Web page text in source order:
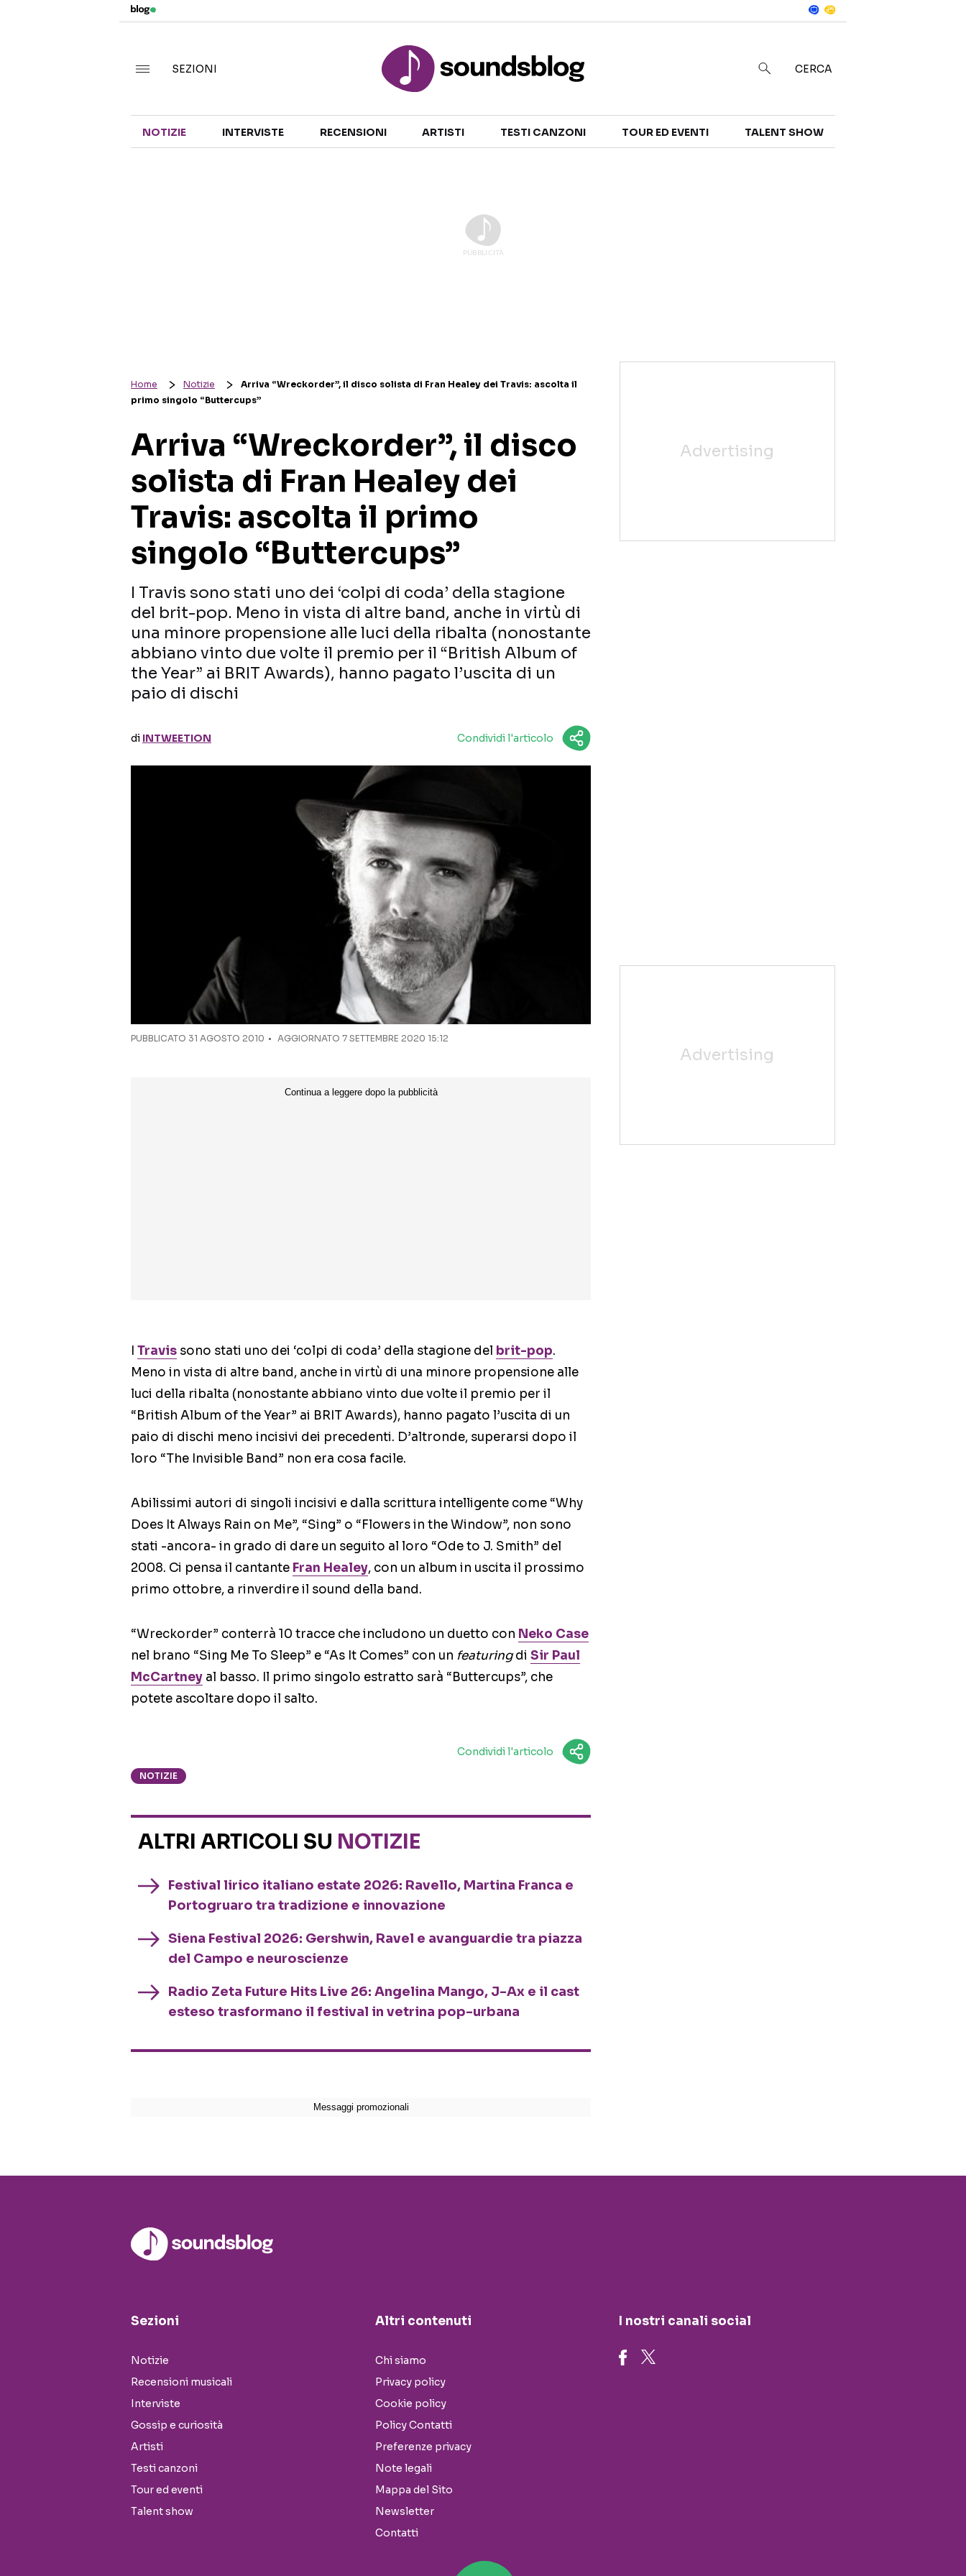
TALENT SHOW
SEZIONI CERCA
NOTIZIE INTERVISTE RECENSIONI ARTISTI TESTI CANZONI TOUR ED EVENTI TALENT SHOW
Home Notizie
Arriva “Wreckorder”, il disco solista di Fran Healey dei Travis: ascolta il
primo singolo “Buttercups”
Arriva “Wreckorder”, il disco
solista di Fran Healey dei
Travis: ascolta il primo
singolo “Buttercups”
I Travis sono stati uno dei ‘colpi di coda’ della stagione
del brit-pop. Meno in vista di altre band, anche in virtù di
una minore propensione alle luci della ribalta (nonostante
abbiano vinto due volte il premio per il “British Album of
the Year” ai BRIT Awards), hanno pagato l’uscita di un
paio di dischi
di INTWEETION Condividi l'articolo
PUBBLICATO 31 AGOSTO 2010 AGGIORNATO 7 SETTEMBRE 2020 15:12
I Travis sono stati uno dei ‘colpi di coda’ della stagione del brit-pop.
Meno in vista di altre band, anche in virtù di una minore propensione alle
luci della ribalta (nonostante abbiano vinto due volte il premio per il
“British Album of the Year” ai BRIT Awards), hanno pagato l’uscita di un
paio di dischi meno incisivi dei precedenti. D’altronde, superarsi dopo il
loro “The Invisible Band” non era cosa facile.
Abilissimi autori di singoli incisivi e dalla scrittura intelligente come “Why
Does It Always Rain on Me”, “Sing” o “Flowers in the Window”, non sono
stati -ancora- in grado di dare un seguito al loro “Ode to J. Smith” del
2008. Ci pensa il cantante Fran Healey, con un album in uscita il prossimo
primo ottobre, a rinverdire il sound della band.
“Wreckorder” conterrà 10 tracce che includono un duetto con Neko Case
nel brano “Sing Me To Sleep” e “As It Comes” con un featuringdi Sir Paul
McCartney al basso. Il primo singolo estratto sarà “Buttercups”, che
potete ascoltare dopo il salto.
Condividi l'articolo
NOTIZIE
ALTRI ARTICOLI SU NOTIZIE
Festival lirico italiano estate 2026: Ravello, Martina Franca e
Portogruaro tra tradizione e innovazione
Siena Festival 2026: Gershwin, Ravel e avanguardie tra piazza
del Campo e neuroscienze
Radio Zeta Future Hits Live 26: Angelina Mango, J-Ax e il cast
esteso trasformano il festival in vetrina pop-urbana
Sezioni
Notizie
Recensioni musicali
Interviste
Gossip e curiosità
Artisti
Testi canzoni
Tour ed eventi
Talent show
Altri contenuti
Chi siamo
Privacy policy
Cookie policy
Policy Contatti
Preferenze privacy
Note legali
Mappa del Sito
Newsletter
Contatti
I nostri canali social